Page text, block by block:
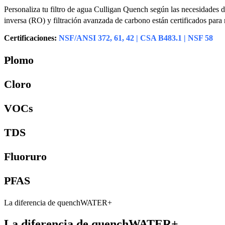
Personaliza tu filtro de agua Culligan Quench según las
inversa (RO) y filtración avanzada de carbono están certificados
Certificaciones: NSF/ANSI 372, 61, 42 | CSA B483.1 | NSF 58
Plomo
Cloro
VOCs
TDS
Fluoruro
PFAS
La diferencia de quenchWATER+